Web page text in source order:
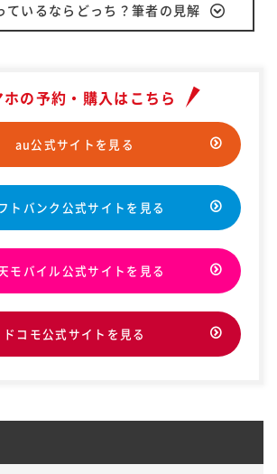
ているならどっち？筆者の見解
ホの予約・購入はこちら
au公式サイトを見る
トバンク公式サイトを見る
モバイル公式サイトを見る
ドコモ公式サイトを見る